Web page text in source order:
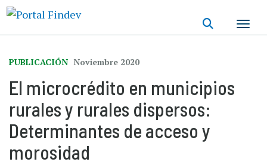
principal
PUBLICACIÓN Noviembre 2020
El microcrédito en municipios
rurales y rurales dispersos:
Determinantes de acceso y
morosidad